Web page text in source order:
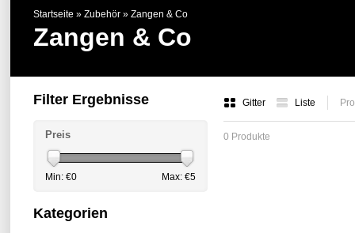
Startseite » Zubehör » Zangen & Co
Zangen & Co
Gitter Liste
0 Produkte
Filter Ergebnisse
Preis
Min: €0 Max: €5
Kategorien